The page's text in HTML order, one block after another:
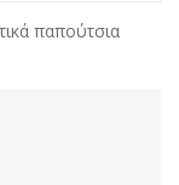
παπούτσια